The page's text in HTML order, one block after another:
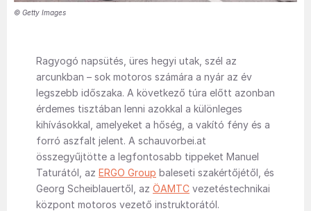
© Getty Images
Ragyogó napsütés, üres hegyi utak, szél az
arcunkban – sok motoros számára a nyár az év
legszebb időszaka. A következő túra előtt azonban
érdemes tisztában lenni azokkal a különleges
kihívásokkal, amelyeket a hőség, a vakító fény és a
forró aszfalt jelent. A schauvorbei.at
összegyűjtötte a legfontosabb tippeket Manuel
Taturától, az ERGO Group baleseti szakértőjétől, és
Georg Scheiblauertől, az ÖAMTC vezetéstechnikai
központ motoros vezető instruktorától.